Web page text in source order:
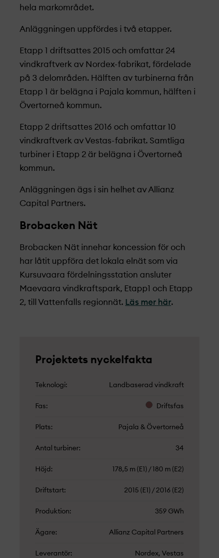
hela markområdet.
Anläggningen uppfördes i två etapper.
Etapp 1 driftsattes 2015 och omfattar 24
vindkraftverk av Nordex-fabrikat, fördelade
på 3 delområden. Hälften av turbinerna från
Etapp 1 är belägna i Pajala kommun, hälften i
Övertorneå kommun.
Etapp 2 driftsattes 2016 och omfattar 10
vindkraftverk av Vestas-fabrikat. Samtliga
turbiner i Etapp 2 är belägna i Övertorneå
kommun.
Anläggningen ägs i sin helhet av Allianz
Capital Partners.
Brobacken Nät
Brobacken Nät innehar koncession för och
har låtit uppföra det lokala elnät som via
Kursuvaara fördelningsstation ansluter
Maevaara vindkraftspark, Etapp1 och Etapp
2, till Vattenfalls regionnät. Läs mer här.
Projekt­ets nyckelfakta
Teknologi Landbaserad vindkraft
Fas Driftsfas
Plats Pajala & Övertorneå
Antal turbiner 34
Höjd 178,5 m (E1) / 180 m (E2)
Driftstart 2015 (E1) / 2016 (E2)
Produktion 359 GWh
Ägare Allianz Capital Partners
Leverantör Nordex, Vestas